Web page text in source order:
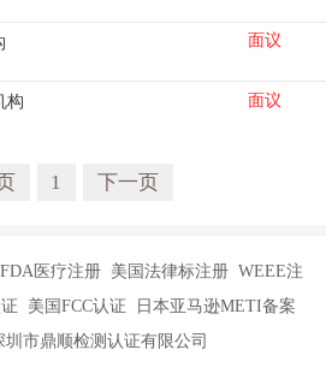
面议
构 面议
1 下一页
医疗注册 美国法律标注册 WEEE注
美国FCC认证 日本亚马逊METI备案
圳市鼎顺检测认证有限公司